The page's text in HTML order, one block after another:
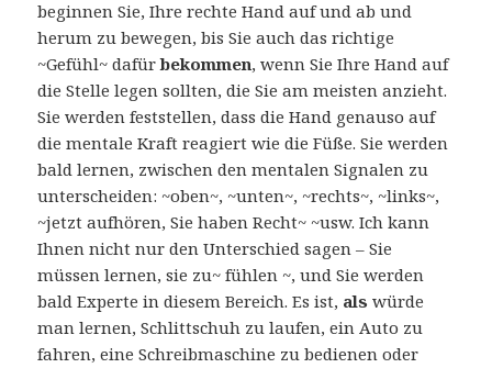
beginnen Sie, Ihre rechte Hand auf und ab und
herum zu bewegen, bis Sie auch das richtige
~Gefühl~ dafürbekommen, wenn Sie Ihre Hand auf
die Stelle legen sollten, die Sie am meisten anzieht.
Sie werden feststellen, dass die Hand genauso auf
die mentale Kraft reagiert wie die Füße. Sie werden
bald lernen, zwischen den mentalen Signalen zu
unterscheiden: ~oben~, ~unten~, ~rechts~, ~links~,
~jetzt aufhören, Sie haben Recht~ ~usw. Ich kann
Ihnen nicht nur den Unterschied sagen – Sie
müssen lernen, sie zu~ fühlen ~, und Sie werden
bald Experte in diesem Bereich. Es ist, als würde
man lernen, Schlittschuh zu laufen, ein Auto zu
fahren, eine Schreibmaschine zu bedienen oder